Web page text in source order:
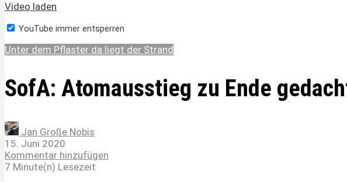
Video laden
YouTube immer entsperren
Unter dem Pflaster da liegt der Strand
SofA: Atomausstieg zu Ende
Jan Große Nobis
15. Juni 2020
Kommentar hinzufügen
7 Minute(n) Lesezeit